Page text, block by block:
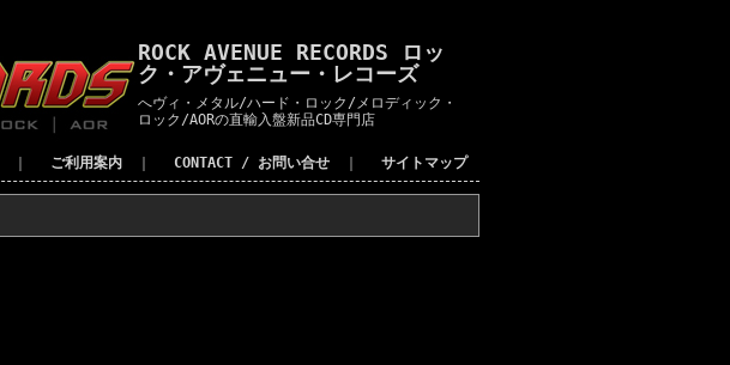
ROCK AVENUE RECORDS ロッ
ク・アヴェニュー・レコーズ
へヴィ・メタル/ハード・ロック/メロディック・
ロック/AORの直輸入盤新品CD専門店
ご利用案内 CONTACT / お問い合せ サイトマップ